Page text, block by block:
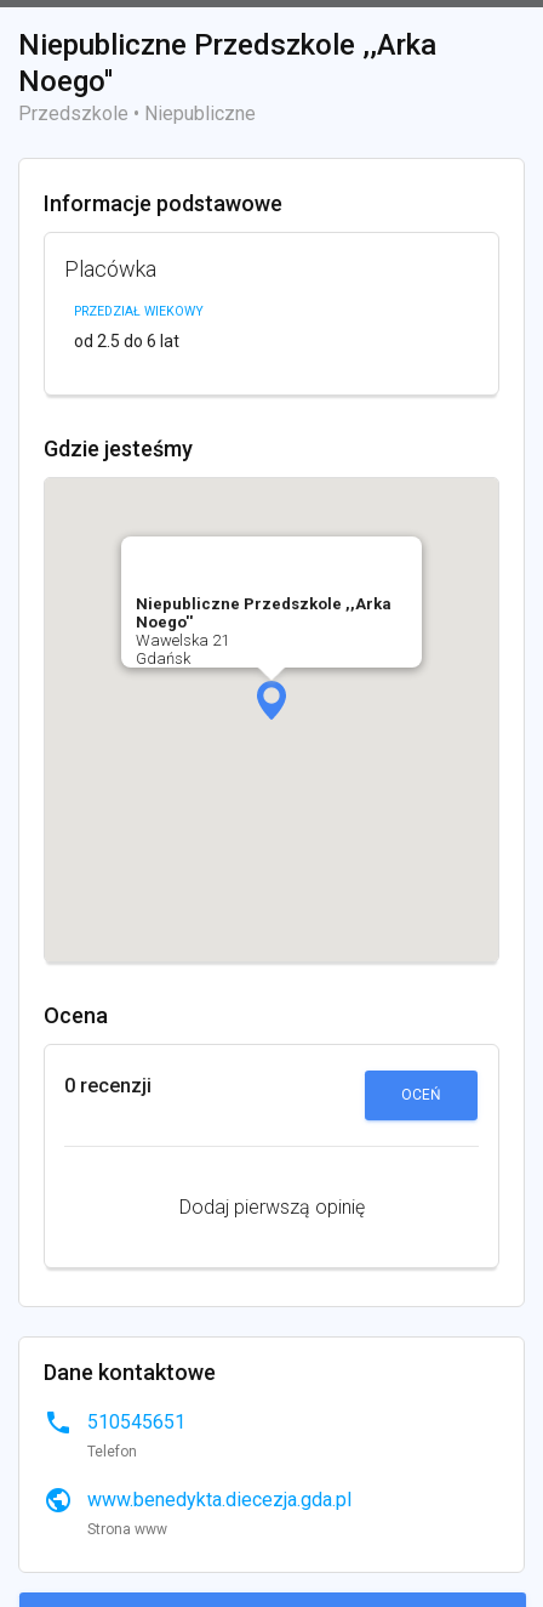
Niepubliczne Przedszkole ,,Arka
Noego''
Przedszkole • Niepubliczne
Informacje podstawowe
Placówka
PRZEDZIAŁ WIEKOWY
od 2.5 do 6 lat
Gdzie jesteśmy
Niepubliczne Przedszkole ,,Arka
Noego''
Wawelska 21
Gdańsk
Ocena
0 recenzji OCEŃ
Dodaj pierwszą opinię
Dane kontaktowe
phone 510545651
Telefon
public www.benedykta.diecezja.gda.pl
Strona www